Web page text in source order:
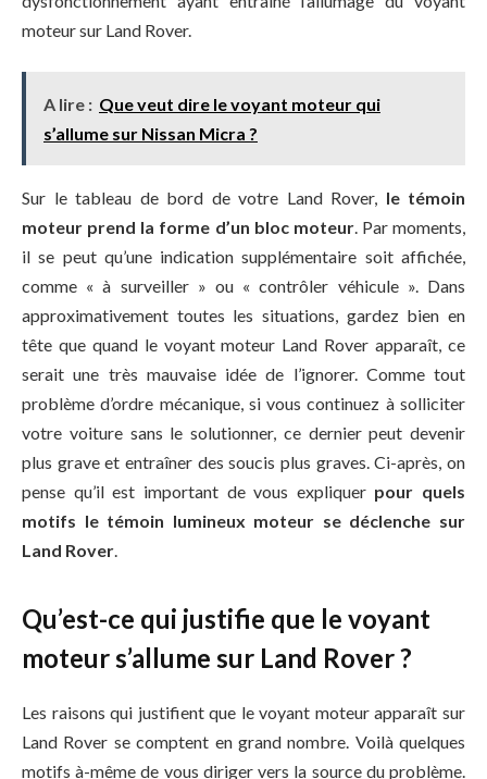
moteur sur Land Rover.
A lire : Que veut dire le voyant moteur qui
s’allume sur Nissan Micra ?
Sur le tableau de bord de votre Land Rover, le témoin
moteur prend la forme d’un bloc moteur. Par moments,
il se peut qu’une indication supplémentaire soit affichée,
comme « à surveiller » ou « contrôler véhicule ». Dans
approximativement toutes les situations, gardez bien en
tête que quand le voyant moteur Land Rover apparaît, ce
serait une très mauvaise idée de l’ignorer. Comme tout
problème d’ordre mécanique, si vous continuez à solliciter
votre voiture sans le solutionner, ce dernier peut devenir
plus grave et entraîner des soucis plus graves. Ci-après, on
pense qu’il est important de vous expliquer pour quels
motifs le témoin lumineux moteur se déclenche sur
Land Rover
Qu’est-ce qui justifie que le voyant
moteur s’allume sur Land Rover ?
Les raisons qui justifient que le voyant moteur apparaît sur
Land Rover se comptent en grand nombre. Voilà quelques
motifs à-même de vous diriger vers la source du problème.